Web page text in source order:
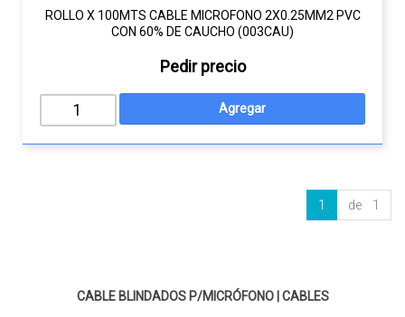
ROLLO X 100MTS CABLE MICROFONO 2X0.25MM2 PVC
CON 60% DE CAUCHO (003CAU)
Pedir precio
1 de 1
CABLE BLINDADOS P/MICRÓFONO| CABLES